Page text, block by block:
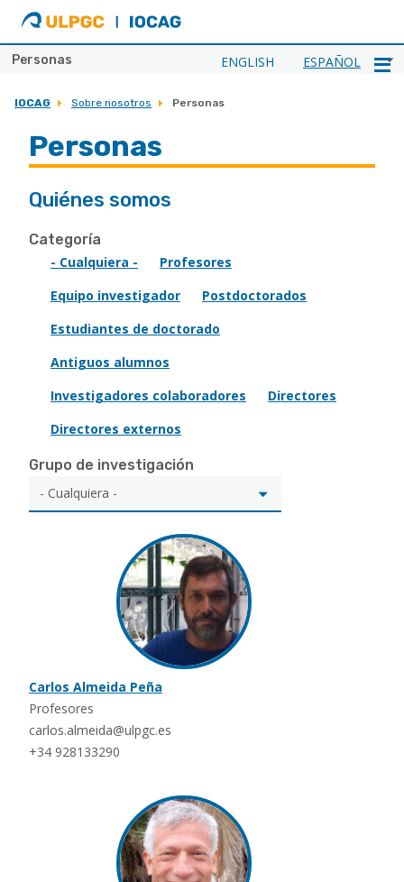
ULPGC
Ir
al
IOCAG
ENGLISH ESPAÑOL
Personas
IOCAG Sobre nosotros Personas
Personas
Quiénes somos
Categoría
- Cualquiera -
Profesores
Equipo investigador
Postdoctorados
Estudiantes de doctorado
Antiguos alumnos
Investigadores colaboradores
Directores
Directores externos
Grupo de investigación
Carlos Almeida Peña
Profesores
carlos.almeida@ulpgc.es
+34 928133290